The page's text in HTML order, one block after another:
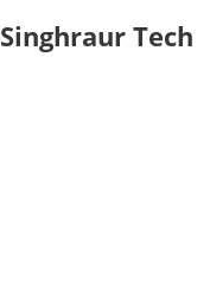
Singhraur Tech